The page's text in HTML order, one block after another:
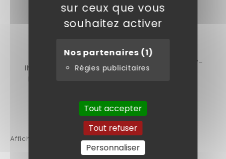
sur ceux que vous
souhaitez activer
Nos partenaires (1)
Régies publicitaires
Tout accepter
Tout refuser
Personnaliser
Porte-Bagages
INFINITY UNIVERSAL
Porte Bagage SW-
KM038S
Affichage 1-4 de 4 article(s)